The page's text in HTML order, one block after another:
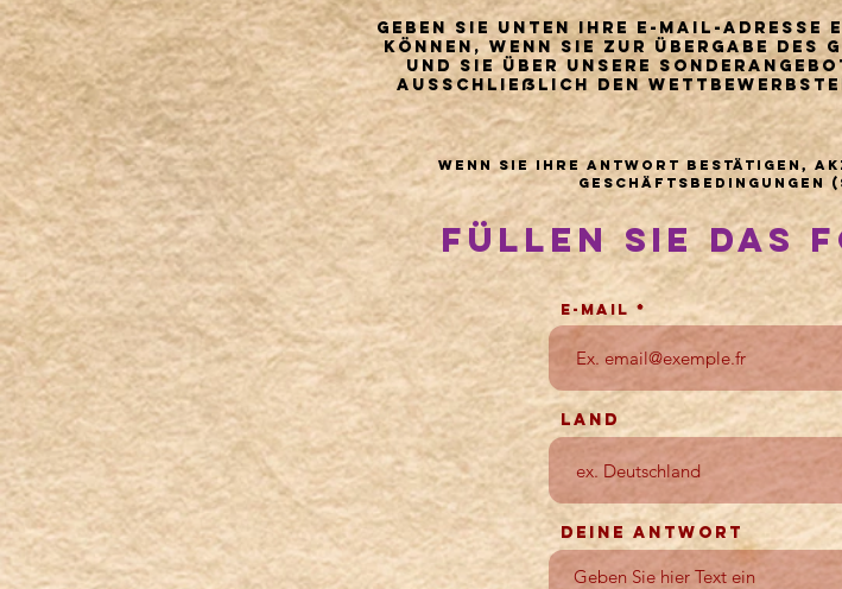
Geben Sie unten Ihre E-Mail-
können, wenn Sie zur Übergabe des
und Sie über unsere
ausschließlich den
Wenn Sie Ihre Antwort bestätigen,
Geschäftsbedingungen
Füllen Sie das
E-mail
Land
Deine Antwort